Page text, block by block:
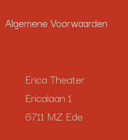
Algemene Voorwaarden
Erica Theater
Ericalaan 1
6711 MZ Ede